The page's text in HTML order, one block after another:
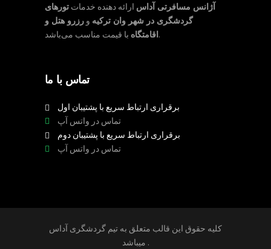
آژانس مسافرتی آداس ارائه دهنده خدماتتورهای
گردشگری در شهر وان ترکیه ورزرو هتل و
اقامتگاهبا قیمت مناسب می‌باشد.
تماس با ما
برقراری ارتباط سریع با پشتیبان اول
تماس در واتس آپ
برقراری ارتباط سریع با پشتیبان دوم
تماس در واتس آپ
کلیه حقوق این قالب متعلق به تیم گردشگری آداس
میباشد .